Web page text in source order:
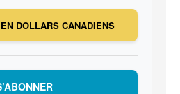
DOLLARS CANADIENS